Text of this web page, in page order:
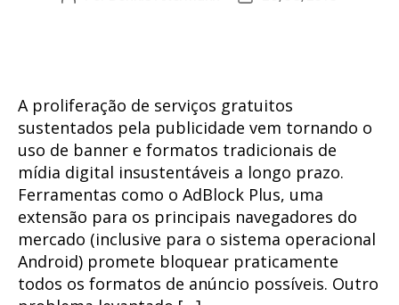
A proliferação de serviços gratuitos
sustentados pela publicidade vem tornando o
uso de banner e formatos tradicionais de
mídia digital insustentáveis a longo prazo.
Ferramentas como o AdBlock Plus, uma
extensão para os principais navegadores do
mercado (inclusive para o sistema operacional
Android) promete bloquear praticamente
todos os formatos de anúncio possíveis. Outro